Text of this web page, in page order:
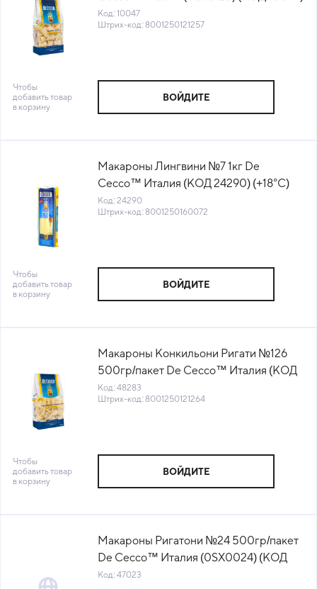
(+18°С)
Код: 10047
Штрих-код: 8001250121257
Чтобы
добавить товар
в корзину
ВОЙДИТЕ
Макароны Лингвини №7 1кг De
Cecco™ Италия (КОД 24290) (+18°С)
Код: 24290
Штрих-код: 8001250160072
Чтобы
добавить товар
в корзину
ВОЙДИТЕ
Макароны Конкильони Ригати №126
500гр/пакет De Cecco™ Италия (КОД
48283) (+18°С)
Код: 48283
Штрих-код: 8001250121264
Чтобы
добавить товар
в корзину
ВОЙДИТЕ
Макароны Ригатони №24 500гр/пакет
De Cecco™ Италия (0SX0024) (КОД
47023) (+18°С)
Код: 47023